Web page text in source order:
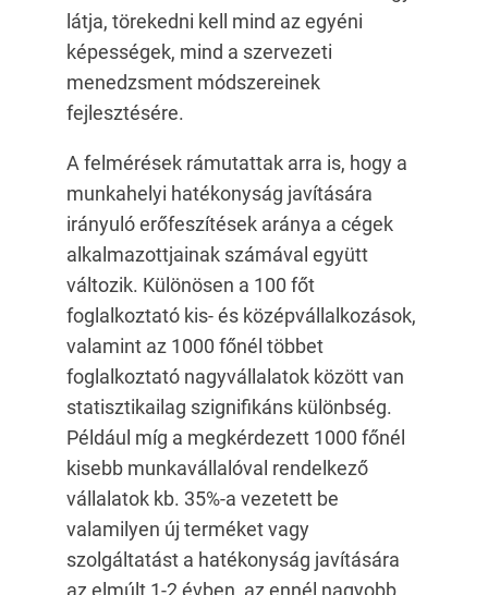
látja, törekedni kell mind az egyéni
képességek, mind a szervezeti
menedzsment módszereinek
fejlesztésére.
A felmérések rámutattak arra is, hogy a
munkahelyi hatékonyság javítására
irányuló erőfeszítések aránya a cégek
alkalmazottjainak számával együtt
változik. Különösen a 100 főt
foglalkoztató kis- és középvállalkozások,
valamint az 1000 főnél többet
foglalkoztató nagyvállalatok között van
statisztikailag szignifikáns különbség.
Például míg a megkérdezett 1000 főnél
kisebb munkavállalóval rendelkező
vállalatok kb. 35%-a vezetett be
valamilyen új terméket vagy
szolgáltatást a hatékonyság javítására
az elmúlt 1-2 évben, az ennél nagyobb